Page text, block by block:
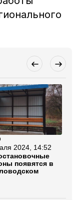
2024, 14:52
появятся в